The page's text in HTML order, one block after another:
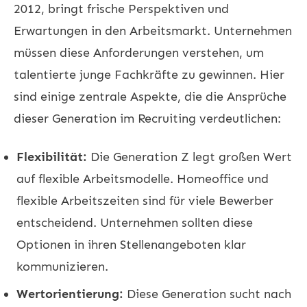
2012, bringt frische Perspektiven und
Erwartungen in den Arbeitsmarkt. Unternehmen
müssen diese Anforderungen verstehen, um
talentierte junge Fachkräfte zu gewinnen. Hier
sind einige zentrale Aspekte, die die Ansprüche
dieser Generation im Recruiting verdeutlichen:
Flexibilität: Die Generation Z legt großen Wert
auf flexible Arbeitsmodelle. Homeoffice und
flexible Arbeitszeiten sind für viele Bewerber
entscheidend. Unternehmen sollten diese
Optionen in ihren Stellenangeboten klar
kommunizieren.
Wertorientierung: Diese Generation sucht nach